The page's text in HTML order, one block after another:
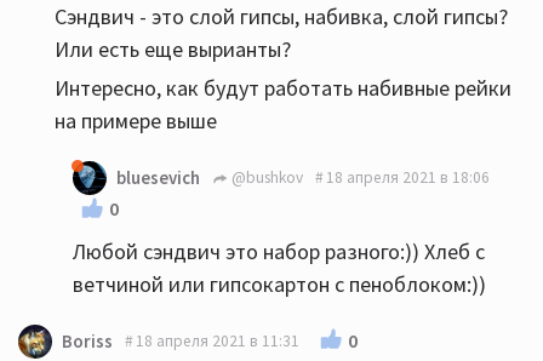
Сэндвич - это слой гипсы, набивка, слой гипсы?
Или есть еще вырианты?
Интересно, как будут работать набивные рейки
на примере выше
bluesevich @bushkov 18 апреля 2021 в 18:06
0
Любой сэндвич это набор разного:)) Хлеб с
ветчиной или гипсокартон с пеноблоком:))
Boriss 18 апреля 2021 в 11:31 0